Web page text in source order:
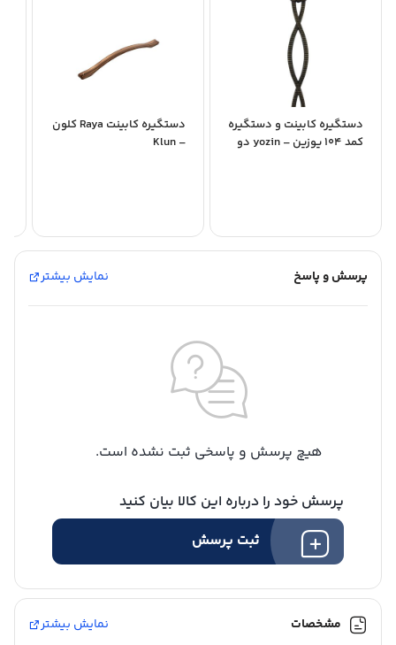
دستگیره کابینت و دستگیره
کمد 104 یوزین – yozin دو
دستگیره کابینت Raya کلون
– Klun
پرسش و پاسخ نمایش بیشتر
هیچ پرسش و پاسخی ثبت نشده است.
پرسش خود را درباره این کالا بیان کنید
ثبت پرسش
مشخصات نمایش بیشتر